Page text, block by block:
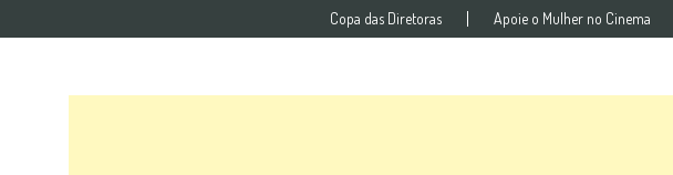
Copa das Diretoras Apoie o Mulher no Cinema